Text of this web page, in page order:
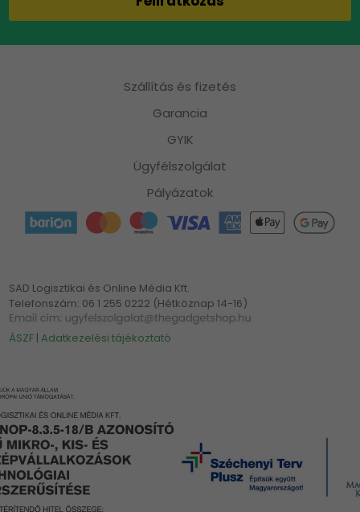
Szállítás és fizetés
Garancia
GYIK
Ügyfélszolgálat
Pályázatok
SAD Logisztikai és Online Média Kft.
Telefonszám: 06 1 255 0222 (Hétköznap 14-16)
ÁSZF |Adatkezelési tájékoztató